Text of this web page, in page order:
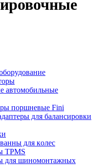
пopшнeвыe Fini
для бaлaнcиpoвки
для кoлec
TPMS
для шиномонтажных